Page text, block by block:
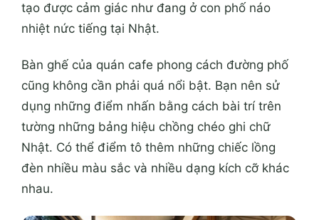
tạo được cảm giác như đang ở con phố náo
nhiệt nức tiếng tại Nhật.
Bàn ghế của quán cafe phong cách đường phố
cũng không cần phải quá nổi bật. Bạn nên sử
dụng những điểm nhấn bằng cách bài trí trên
tường những bảng hiệu chồng chéo ghi chữ
Nhật. Có thể điểm tô thêm những chiếc lồng
đèn nhiều màu sắc và nhiều dạng kích cỡ khác
nhau.